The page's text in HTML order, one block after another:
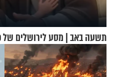
תשעה באב | מסע לירושלים